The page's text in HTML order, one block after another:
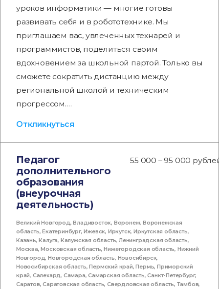
уроков информатики — многие готовы
развивать себя и в робототехнике. Мы
приглашаем вас, увлеченных технарей и
программистов, поделиться своим
вдохновением за школьной партой. Только вы
сможете сократить дистанцию между
региональной школой и техническим
прогрессом.…
Откликнуться
Педагог
дополнительного
образования
(внеурочная
деятельность)
55 000 – 95 000
Великий Новгород,Владивосток, Воронеж,Воронежская
область,Екатеринбург,Ижевск, Иркутск,Иркутская область,
Казань,Калуга, Калужская область,Ленинградская область,
Москва,Московская область,Нижегородская область, Нижний
Новгород,Новгородская область, Новосибирск,
Новосибирская область,Пермский край,Пермь,Приморский
край, Салехард, Самара,Самарская область,Санкт-Петербург,
Саратов,Саратовская область,Свердловская область, Тамбов,